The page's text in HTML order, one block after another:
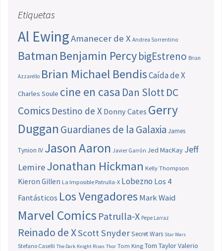
Etiquetas
Al EwingAmanecer de X Andrea Sorrentino
Batman Benjamin PercybigEstreno Brian
Azzarello Brian Michael BendisCaída de X
Charles Soule cine en casa Dan SlottDC
Comics Destino de X Donny Cates Gerry
Duggan Guardianes de la Galaxia James
Tynion IV Jason Aaron Javier Garrón Jed MacKay Jeff
LemireJonathan Hickman Kelly Thompson
Kieron Gillen La Imposible Patrulla-X Lobezno Los 4
Fantásticos Los Vengadores Mark Waid
Marvel Comics Patrulla-X Pepe Larraz
Reinado de XScott SnyderSecret Wars Star Wars
Stefano Caselli The Dark Knight Rises Thor Tom King Tom TaylorValerio